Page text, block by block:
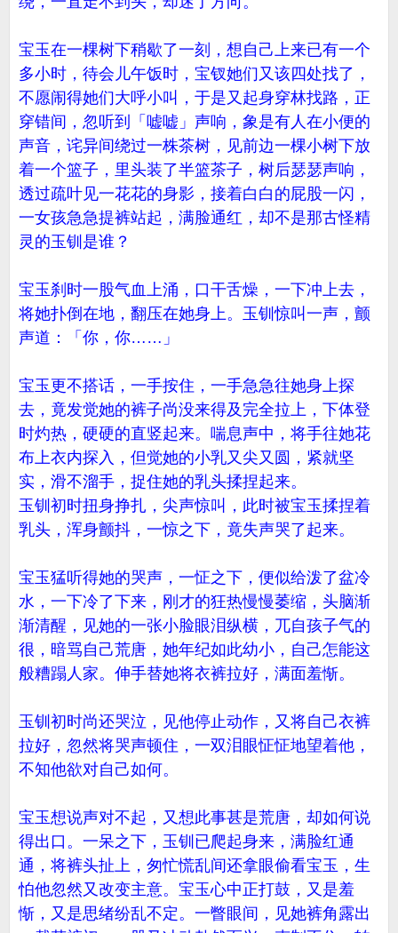
宝玉在一棵树下稍歇了一刻，想自己上来已有一个
多小时，待会儿午饭时，宝钗她们又该四处找了，
不愿闹得她们大呼小叫，于是又起身穿林找路，正
穿错间，忽听到「嘘嘘」声响，象是有人在小便的
声音，诧异间绕过一株茶树，见前边一棵小树下放
着一个篮子，里头装了半篮茶子，树后瑟瑟声响，
透过疏叶见一花花的身影，接着白白的屁股一闪，
一女孩急急提裤站起，满脸通红，却不是那古怪精
灵的玉钏是谁？
宝玉刹时一股气血上涌，口干舌燥，一下冲上去，
将她扑倒在地，翻压在她身上。玉钏惊叫一声，颤
声道：「你，你……」
宝玉更不搭话，一手按住，一手急急往她身上探
去，竟发觉她的裤子尚没来得及完全拉上，下体登
时灼热，硬硬的直竖起来。喘息声中，将手往她花
布上衣内探入，但觉她的小乳又尖又圆，紧就坚
实，滑不溜手，捉住她的乳头揉捏起来。
玉钏初时扭身挣扎，尖声惊叫，此时被宝玉揉捏着
乳头，浑身颤抖，一惊之下，竟失声哭了起来。
宝玉猛听得她的哭声，一怔之下，便似给泼了盆冷
水，一下冷了下来，刚才的狂热慢慢萎缩，头脑渐
渐清醒，见她的一张小脸眼泪纵横，兀自孩子气的
很，暗骂自己荒唐，她年纪如此幼小，自己怎能这
般糟蹋人家。伸手替她将衣裤拉好，满面羞惭。
玉钏初时尚还哭泣，见他停止动作，又将自己衣裤
拉好，忽然将哭声顿住，一双泪眼怔怔地望着他，
不知他欲对自己如何。
宝玉想说声对不起，又想此事甚是荒唐，却如何说
得出口。一呆之下，玉钏已爬起身来，满脸红通
通，将裤头扯上，匆忙慌乱间还拿眼偷看宝玉，生
怕他忽然又改变主意。宝玉心中正打鼓，又是羞
惭，又是思绪纷乱不定。一瞥眼间，见她裤角露出